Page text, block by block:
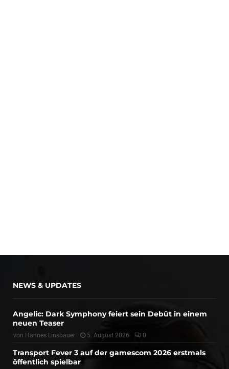
NEWS & UPDATES
Angelic: Dark Symphony feiert sein Debüt in einem
neuen Teaser
von Hannes Linsbauer 5. August 2026 0
Transport Fever 3 auf der gamescom 2026 erstmals
öffentlich spielbar